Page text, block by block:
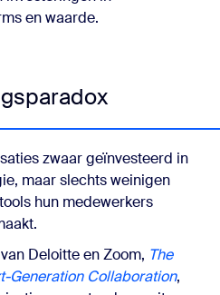
en waarde.
zwaar geïnvesteerd in
maar slechts weinigen
hun medewerkers
Deloitte en Zoom, The
Generation Collaboration,